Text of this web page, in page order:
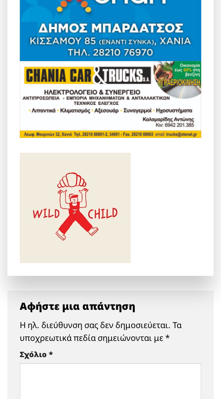
Αφήστε μια απάντηση
Η ηλ. διεύθυνση σας δεν δημοσιεύεται. Τα
υποχρεωτικά πεδία σημειώνονται με*
Σχόλιο *